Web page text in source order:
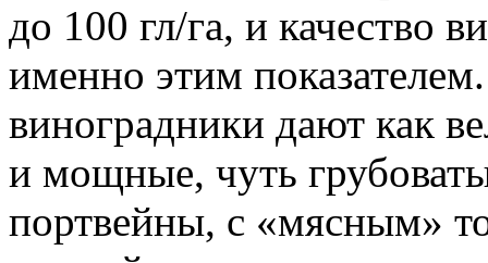
до 100 гл/га, и качество
именно этим
виноградники дают как
и мощные, чуть
портвейны, с «мясным»